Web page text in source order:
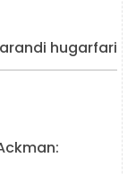
hugarfari